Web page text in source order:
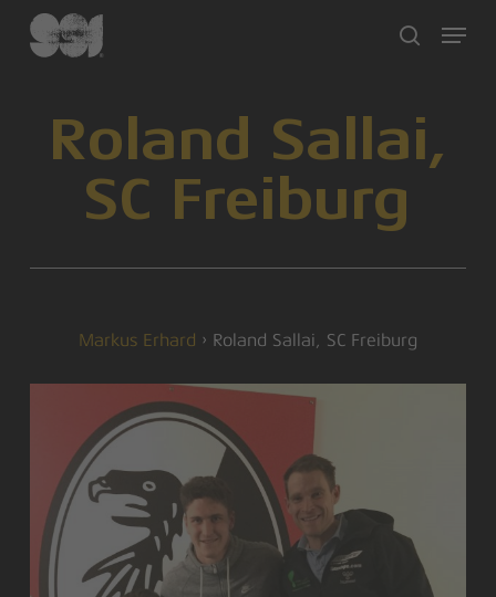
Skip
content
search
Menu
Roland Sallai,
SC Freiburg
Markus Erhard › Roland Sallai, SC Freiburg